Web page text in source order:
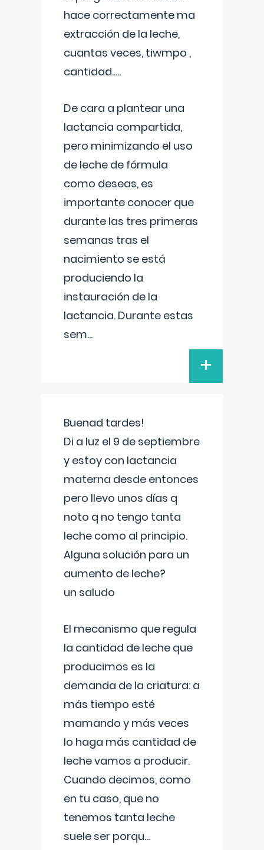
hace correctamente ma
extracción de la leche,
cuantas veces, tiwmpo ,
cantidad.....
De cara a plantear una
lactancia compartida,
pero minimizando el uso
de leche de fórmula
como deseas, es
importante conocer que
durante las tres primeras
semanas tras el
nacimiento se está
produciendo la
instauración de la
lactancia. Durante estas
sem...
+
Buenad tardes!
Di a luz el 9 de septiembre
y estoy con lactancia
materna desde entonces
pero llevo unos días q
noto q no tengo tanta
leche como al principio.
Alguna solución para un
aumento de leche?
un saludo
El mecanismo que regula
la cantidad de leche que
producimos es la
demanda de la criatura: a
más tiempo esté
mamando y más veces
lo haga más cantidad de
leche vamos a producir.
Cuando decimos, como
en tu caso, que no
tenemos tanta leche
suele ser porqu...